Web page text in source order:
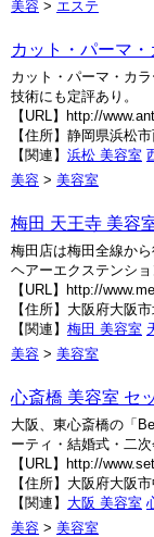
美容 > エステ
カット・パーマ
カット・パーマ・カ
技術にも定評あり。
【URL】http://
【住所】静岡県浜松
【関連】 浜松 美容室
美容 > 美容室
梅田 天王寺 美容
梅田店は梅田全線か
ヘアーエクステンシ
【URL】http://
【住所】大阪府大阪
【関連】 梅田 美容室
美容 > 美容室
心斎橋 美容室 セ
大阪、東心斎橋の「
ーティ・結婚式・二
【URL】http://
【住所】大阪府大阪
【関連】 大阪 美容室
美容 > 美容室